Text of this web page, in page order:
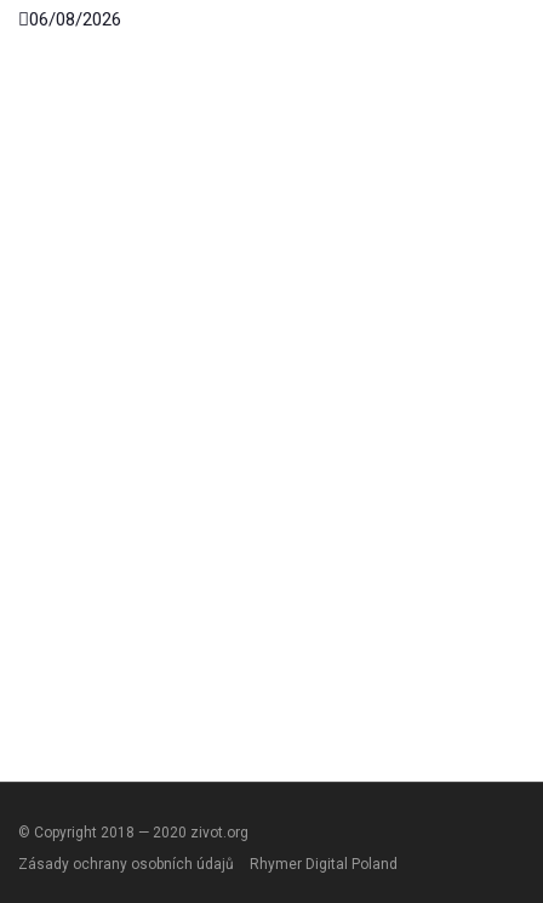
06/08/2026
© Copyright 2018 — 2020 zivot.org
Zásady ochrany osobních údajů
Rhymer Digital Poland